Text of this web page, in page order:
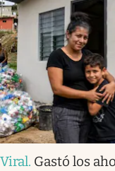
Viral. Gastó los